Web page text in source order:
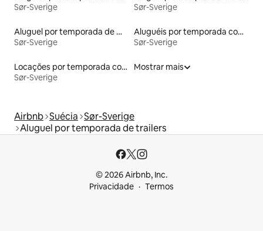
Sør-Sverige
Sør-Sverige
Aluguel por temporada de microcasas
Sør-Sverige
Aluguéis por temporada com caiaque
Sør-Sverige
Locações por temporada com piscina
Sør-Sverige
Mostrar mais
Airbnb Suécia Sør-Sverige
Aluguel por temporada de trailers
© 2026 Airbnb, Inc.
Privacidade
Termos